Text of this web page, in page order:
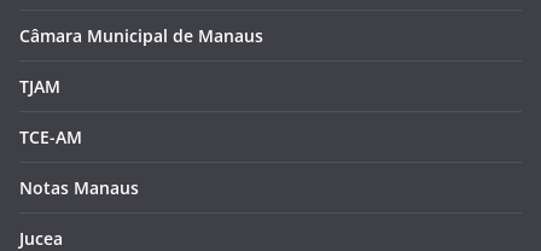
Câmara Municipal de Manaus
TJAM
TCE-AM
Notas Manaus
Jucea